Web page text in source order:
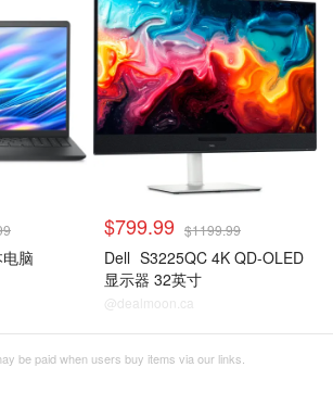
脑
$799.99 $1199.99
Dell S3225QC 4K QD-OLED
显示器 32英寸
@dealmoon.ca
be paid when users buy items via our links.